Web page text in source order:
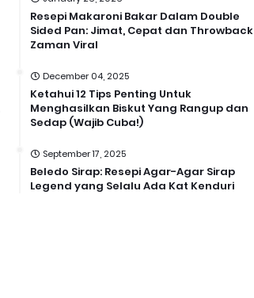
Resepi Makaroni Bakar Dalam Double
Sided Pan: Jimat, Cepat dan Throwback
Zaman Viral
December 04, 2025
Ketahui 12 Tips Penting Untuk
Menghasilkan Biskut Yang Rangup dan
Sedap (Wajib Cuba!)
September 17, 2025
Beledo Sirap: Resepi Agar-Agar Sirap
Legend yang Selalu Ada Kat Kenduri